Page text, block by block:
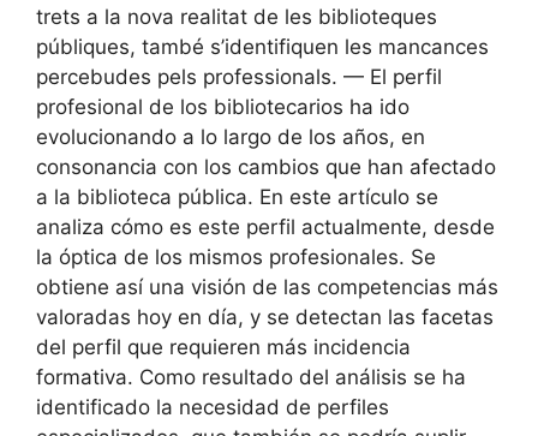
trets a la nova realitat de les biblioteques
públiques, també s’identifiquen les mancances
percebudes pels professionals. — El perfil
profesional de los bibliotecarios ha ido
evolucionando a lo largo de los años, en
consonancia con los cambios que han afectado
a la biblioteca pública. En este artículo se
analiza cómo es este perfil actualmente, desde
la óptica de los mismos profesionales. Se
obtiene así una visión de las competencias más
valoradas hoy en día, y se detectan las facetas
del perfil que requieren más incidencia
formativa. Como resultado del análisis se ha
identificado la necesidad de perfiles